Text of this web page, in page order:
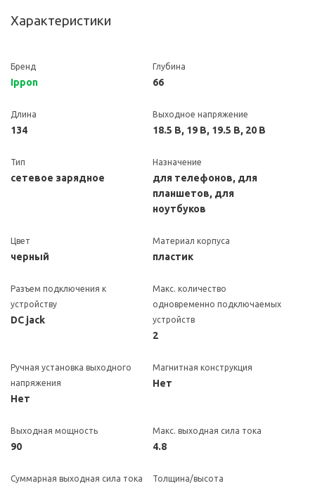
Характеристики
Бренд
Ippon
Глубина
66
Длина
134
Выходное напряжение
18.5 В, 19 В, 19.5 В, 20 В
Тип
сетевое зарядное
Назначение
для телефонов, для
планшетов, для
ноутбуков
Цвет
черный
Материал корпуса
пластик
Разъем подключения к
устройству
DC jack
Макс. количество
одновременно подключаемых
устройств
2
Ручная установка выходного
напряжения
Нет
Магнитная конструкция
Нет
Выходная мощность
90
Макс. выходная сила тока
4.8
Суммарная выходная сила тока Толщина/высота